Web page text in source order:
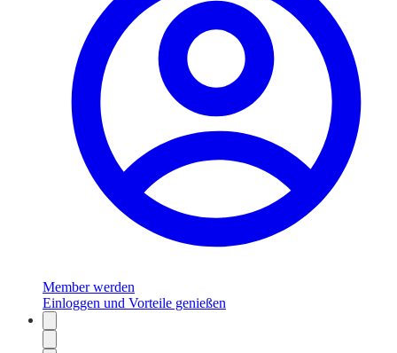
Member werden
Einloggen und Vorteile genießen